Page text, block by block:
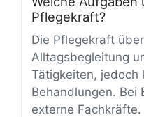
Pflegekraft?
Die Pflegekraft
Alltagsbegleitung
Tätigkeiten, jedoch
Behandlungen. Bei
externe Fachkräfte.